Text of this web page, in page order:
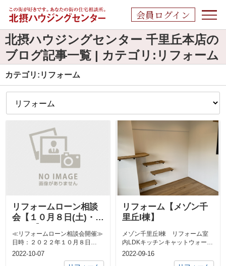
会員ログイン
北摂ハウジングセンター 千里丘本店の
ブログ記事一覧 | カテゴリ:リフォーム
カテゴリ:リフォーム
リフォームローン相談
会【１０月８日(土)・９
≪リフォームローン相談会開催≫
日時：２０２２年１０月８日
(土)・９日(日) １１：００
2022-10-07
リフォーム【メゾン千
里丘I棟】
メゾン千里丘I棟 リフォーム室
内LDKキッチンキャットウォーク
その他室内
2022-09-16